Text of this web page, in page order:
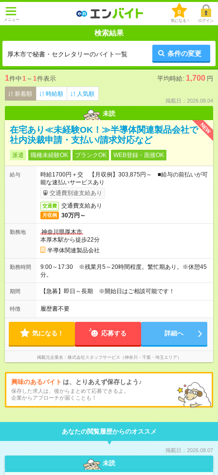
メニュー
0
気になる！ ログイン
検索結果
厚木市で秘書・セクレタリーのバイト一覧 条件の変更
1件中1 ～ 1件表示 平均時給: 1,700 円
新着順 時給順 人気順
掲載日：2026.08.04
未読
NEW
在宅あり≪未経験OK！≫半導体関連製品会社で
社内決裁申請・支払い/請求対応など
派遣 職種未経験OK ブランクOK WEB登録・面接OK
給与
時給1700円＋交 【月収例】303,875円～ ■給与の前払いが可
能な速払いサービスあり
交通費別途支給あり
交通費 交通費支給あり
月収例 30万円～
勤務地
神奈川県厚木市
本厚木駅から徒歩22分
半導体関連製品会社
勤務時間
9:00～17:30 ※残業月5～20時間程度。繁忙期あり。※休憩45
分。
期間 【急募】即日～長期 ※開始日はご相談可能です！
特徴 履歴書不要
気になる！ 応募する 詳細へ
掲載元企業名 株式会社スタッフサービス（神奈川・千葉・埼玉エリア）
興味のあるバイト は、とりあえず保存しよう♪
保存した求人は、後からまとめて応募できるよ。
企業からアプローチが届くことも！
あなたの閲覧履歴からのオススメ
掲載日：2026.08.07
未読